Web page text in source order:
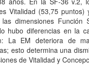
Vitalidad (53,75
dimensiones Función
hubo diferencias en la
La EM deteriora de
esto determina una
de Vitalidad y